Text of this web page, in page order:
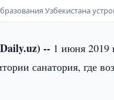
Узбекистана
-- 1 июня 2019
санатория, где